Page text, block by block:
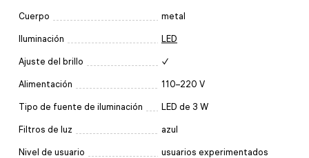
Cuerpo metal
Iluminación LED
Ajuste del brillo ✓
Alimentación 110–220 V
Tipo de fuente de iluminación LED de 3 W
Filtros de luz azul
Nivel de usuario usuarios experimentados